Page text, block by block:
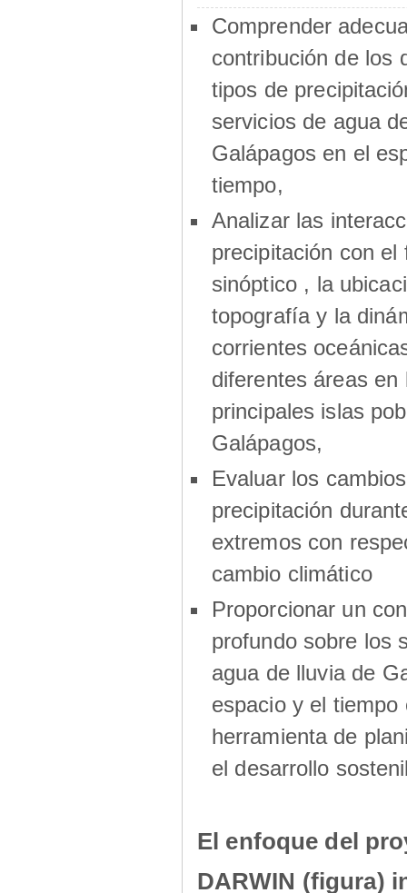
Comprender
contribución de los
tipos de
servicios de agua
Galápagos en el
tiempo,
Analizar las
precipitación con el
sinóptico , la
topografía y la
corrientes
diferentes áreas en
principales islas
Galápagos,
Evaluar los
precipitación
extremos con
cambio climático
Proporcionar un
profundo sobre los
agua de lluvia de
espacio y el tiempo
herramienta de
el desarrollo
El enfoque del
DARWIN (figura)